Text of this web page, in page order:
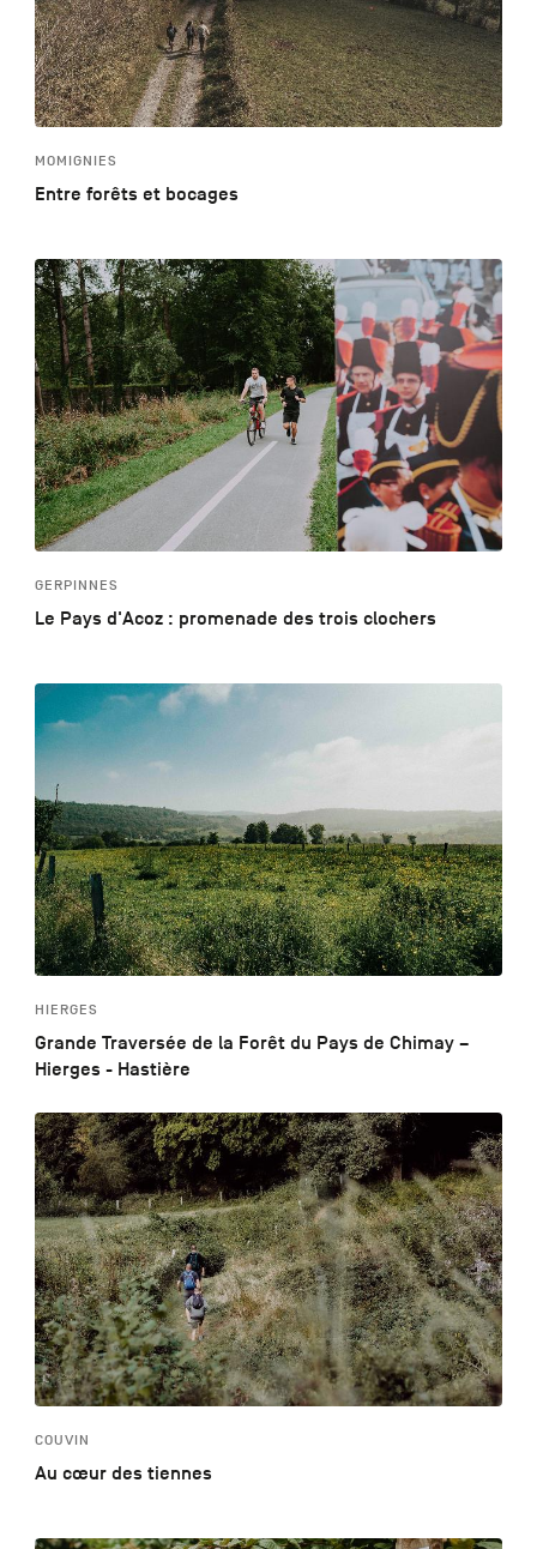
MOMIGNIES
Entre forêts et bocages
GERPINNES
Le Pays d'Acoz : promenade des trois clochers
HIERGES
Grande Traversée de la Forêt du Pays de Chimay –
Hierges - Hastière
COUVIN
Au cœur des tiennes